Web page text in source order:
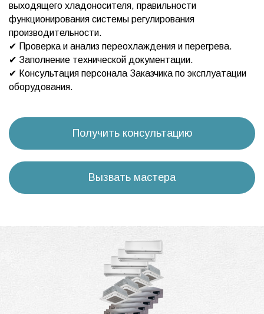
выходящего хладоносителя, правильности
функционирования системы регулирования
производительности.
✔ Проверка и анализ переохлаждения и перегрева.
✔ Заполнение технической документации.
✔ Консультация персонала Заказчика по эксплуатации
оборудования.
Получить консультацию
Вызвать мастера